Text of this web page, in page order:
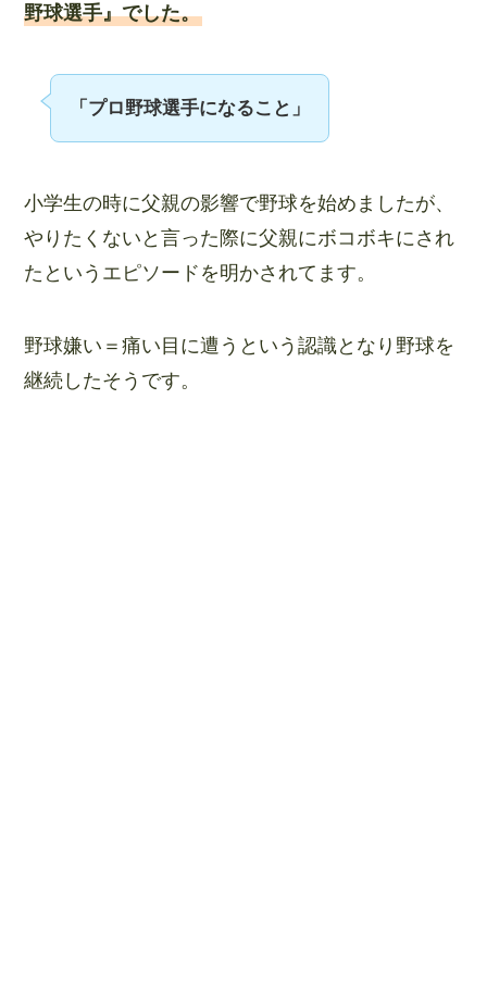
野球選手』でした。
「プロ野球選手になること」
小学生の時に父親の影響で野球を始めましたが、
やりたくないと言った際に父親にボコボキにされ
たというエピソードを明かされてます。
野球嫌い＝痛い目に遭うという認識となり野球を
継続したそうです。